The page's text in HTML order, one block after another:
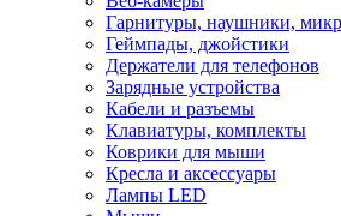
Гарнитуры, наушники,
Геймпады, джойстики
Держатели для телефонов
Зарядные устройства
Кабели и разъемы
Клавиатуры, комплекты
Коврики для мыши
Кресла и аксессуары
Лампы LED